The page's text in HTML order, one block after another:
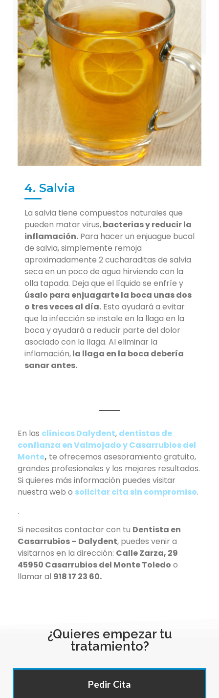
4. Salvia
La salvia tiene compuestos naturales que
pueden matar virus,bacterias y reducir la
inflamación. Para hacer un enjuague bucal
de salvia, simplemente remoja
aproximadamente 2 cucharaditas de salvia
seca en un poco de agua hirviendo con la
olla tapada. Deja que el líquido se enfríe y
úsalo para enjuagarte la boca unas dos
o tres veces al día. Esto ayudará a evitar
que la infección se instale en la llaga en la
boca y ayudará a reducir parte del dolor
asociado con la llaga. Al eliminar la
inflamación,la llaga en la boca debería
sanar antes.
En las clínicas Dalydent, dentistas de
confianza en Valmojado y Casarrubios del
Monte, te ofrecemos asesoramiento gratuito,
grandes profesionales y los mejores resultados.
Si quieres más información puedes visitar
nuestra web o solicitar cita sin compromiso.
.
Si necesitas contactar con tu Dentista en
Casarrubios – Dalydent, puedes venir a
visitarnos en la dirección: Calle Zarza, 29
45950 Casarrubios del Monte Toledo o
llamar al 918 17 23 60.
¿Quieres empezar tu
tratamiento?
Pedir Cita